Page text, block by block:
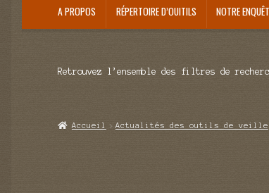
A PROPOS RÉPERTOIRE D’OUITILS NOTRE
Retrouvez l’ensemble des filtres de
Accueil Actualités des outils de veille